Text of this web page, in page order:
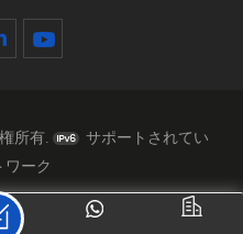
と耐久性を実現します。
スタイルと機能性の両方
常使用や旅行に最適なパ
ートナーです。USB、
電などの多様な出力オプ
所有.
サポートされてい
ワーク